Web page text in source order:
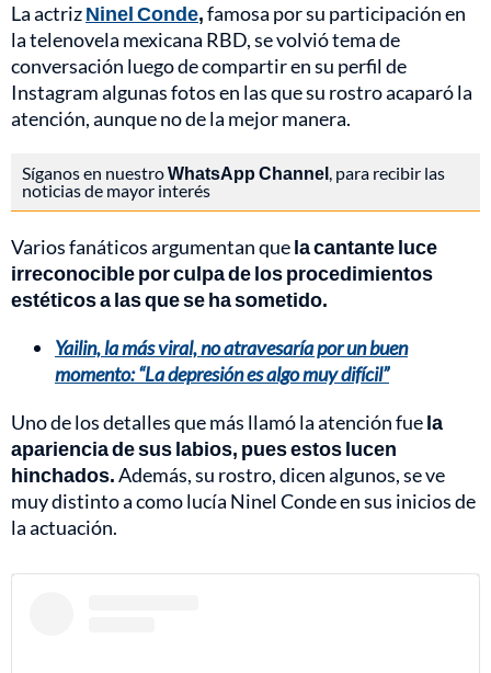
La actrizNinel Conde,famosa por su participación en
la telenovela mexicana RBD, se volvió tema de
conversación luego de compartir en su perfil de
Instagram algunas fotos en las que su rostro acaparó la
atención, aunque no de la mejor manera.
Síganos en nuestroWhatsApp Channel, para recibir las
noticias de mayor interés
Varios fanáticos argumentan quela cantante luce
irreconocible por culpa de los procedimientos
estéticos a las que se ha sometido.
Yailin, la más viral, no atravesaría por un buen
momento: “La depresión es algo muy difícil”
Uno de los detalles que más llamó la atención fuela
apariencia de sus labios, pues estos lucen
hinchados.Además, su rostro, dicen algunos, se ve
muy distinto a como lucía Ninel Conde en sus inicios de
la actuación.